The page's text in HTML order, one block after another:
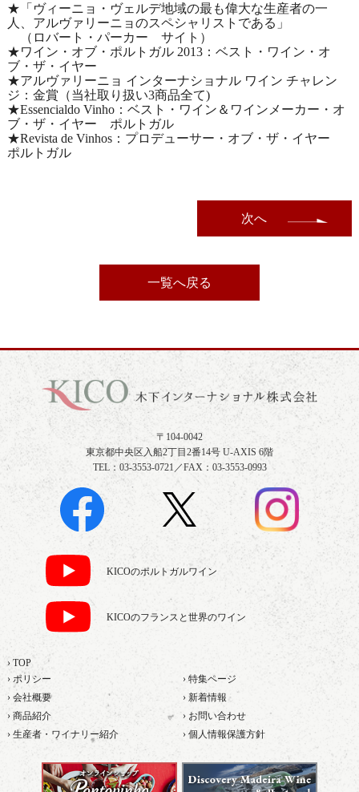
★「ヴィーニョ・ヴェルデ地域の最も偉大な生産者の一
人、アルヴァリーニョのスペシャリストである」
（ロバート・パーカー サイト）
★ワイン・オブ・ポルトガル 2013：ベスト・ワイン・オ
ブ・ザ・イヤー
★アルヴァリーニョ インターナショナル ワイン チャレン
ジ：金賞（当社取り扱い3商品全て)
★Essencialdo Vinho：ベスト・ワイン＆ワインメーカー・オ
ブ・ザ・イヤー ポルトガル
★Revista de Vinhos：プロデューサー・オブ・ザ・イヤー
ポルトガル
一覧へ戻る
次へ
〒104-0042
東京都中央区入船2丁目2番14号 U-AXIS 6階
TEL：03-3553-0721／FAX：03-3553-0993
KICOのポルトガルワイン
KICOのフランスと世界のワイン
› TOP
› ポリシー
› 特集ページ
› 会社概要
› 新着情報
› 商品紹介
› お問い合わせ
› 生産者・ワイナリー紹介
› 個人情報保護方針